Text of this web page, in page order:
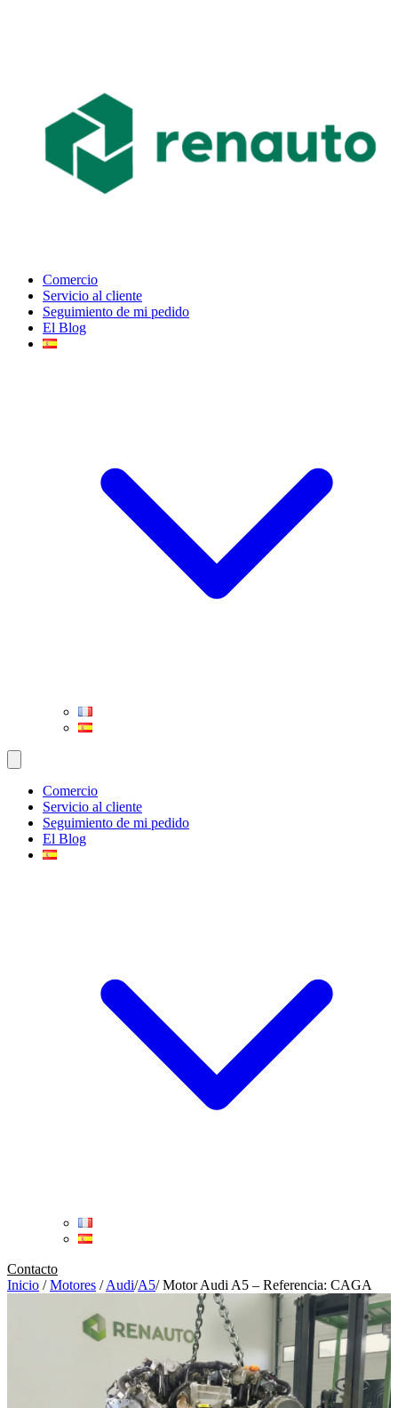
Comercio
Servicio al cliente
Seguimiento de mi pedido
El Blog
Comercio
Servicio al cliente
Seguimiento de mi pedido
El Blog
Contacto
Inicio / Motores / Audi/A5/ Motor Audi A5 – Referencia: CAGA